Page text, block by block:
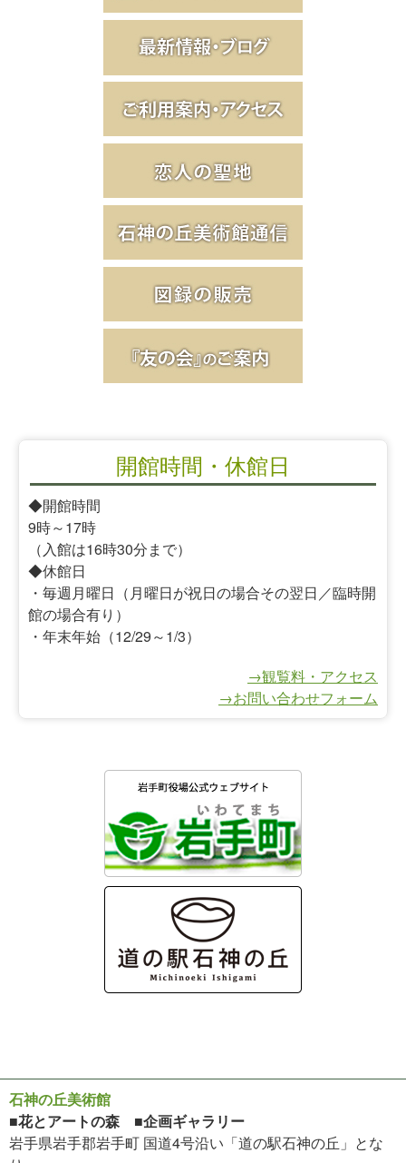
開館時間・休館日
◆開館時間
9時～17時
（入館は16時30分まで）
◆休館日
・毎週月曜日（月曜日が祝日の場合その翌日／臨時開
館の場合有り）
・年末年始（12/29～1/3）
→観覧料・アクセス
→お問い合わせフォーム
石神の丘美術館
■花とアートの森 ■企画ギャラリー
岩手県岩手郡岩手町 国道4号沿い「道の駅石神の丘」とな